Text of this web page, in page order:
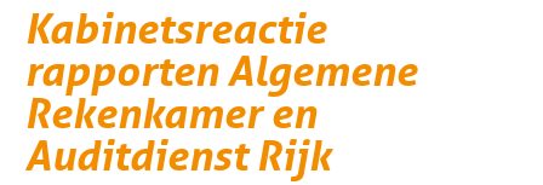
Kabinetsreactie
rapporten Algemene
Rekenkamer en
Auditdienst Rijk